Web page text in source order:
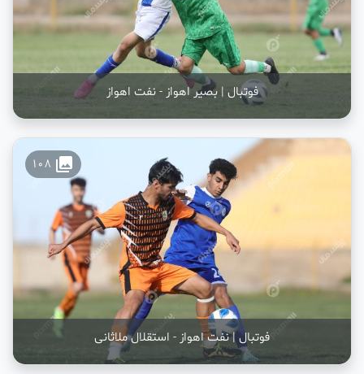
فوتبال | بصیر اهواز - نفت اهواز
فوتبال | نفت اهواز - استقلال ملاثانی
collections